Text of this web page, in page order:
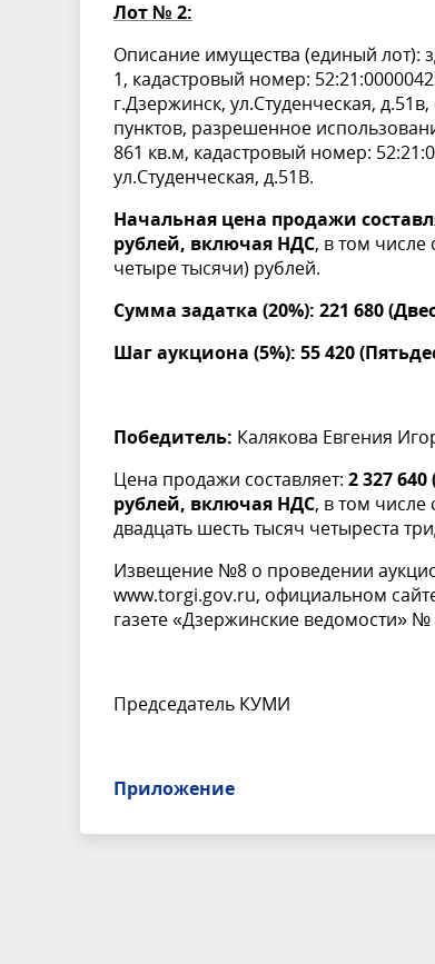
Лот № 2:
Описание имущества (единый лот):
1, кадастровый номер:
г.Дзержинск, ул.Студенческая,
пунктов, разрешенное
861 кв.м, кадастровый номер:
ул.Студенческая, д.51В.
Начальная цена продажи
рублей, включая НДС, в том числе
четыре тысячи) рублей.
Сумма задатка (20%): 221 680
Шаг аукциона (5%): 55 420
Победитель: Калякова Евгения
Цена продажи составляет: 2 327
рублей, включая НДС, в том числе
двадцать шесть тысяч четыреста
Извещение №8 о проведении
www.torgi.gov.ru, официальном
газете «Дзержинские ведомости» №
Председатель
Приложение